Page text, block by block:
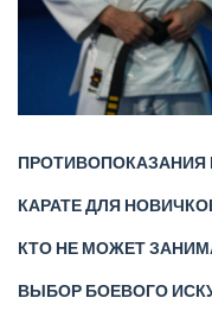
ПРОТИВОПОКАЗАНИЯ
КАРАТЕ ДЛЯ
КТО НЕ МОЖЕТ
ВЫБОР БОЕВОГО